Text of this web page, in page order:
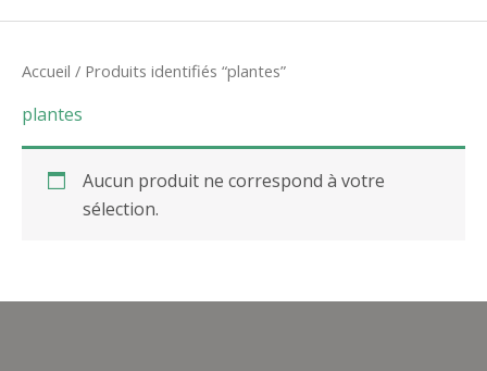
Accueil / Produits identifiés “plantes”
plantes
Aucun produit ne correspond à votre
sélection.